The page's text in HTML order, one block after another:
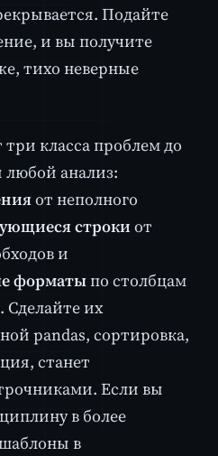
Подайте
и вы получите
тихо неверные
класса проблем до
любой анализ:
от неполного
строки от
и
форматыпо столбцам
Сделайте их
pandas, сортировка,
станет
Если вы
в более
в